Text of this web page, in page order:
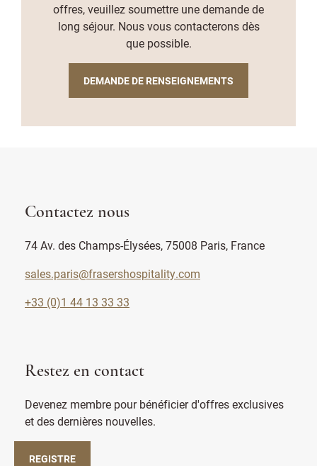
offres, veuillez soumettre une demande de
long séjour. Nous vous contacterons dès
que possible.
DEMANDE DE RENSEIGNEMENTS
Contactez nous
74 Av. des Champs-Élysées, 75008 Paris, France
sales.paris@frasershospitality.com
+33 (0)1 44 13 33 33
Restez en contact
Devenez membre pour bénéficier d'offres exclusives
et des dernières nouvelles.
REGISTRE